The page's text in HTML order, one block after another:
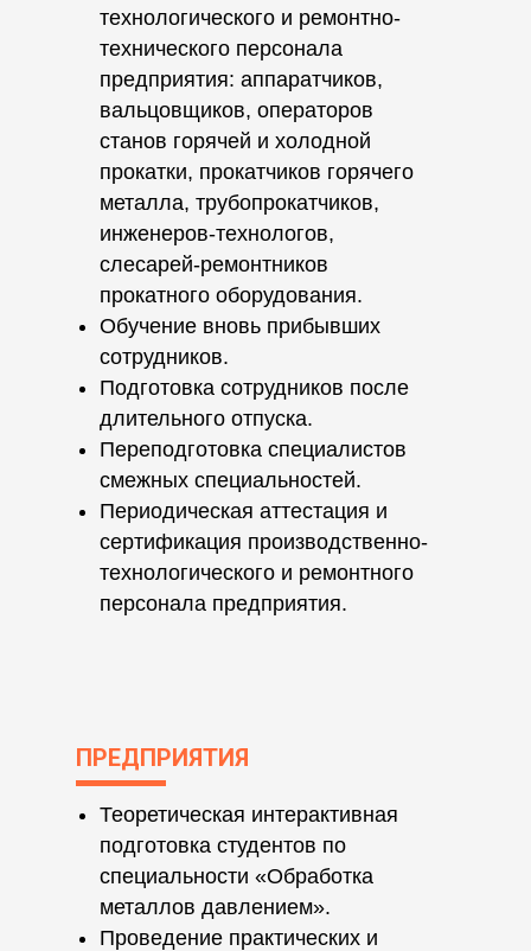
Теоретическая интерактивная
подготовка студентов по
специальности «Обработка
металлов давлением».
Проведение практических и
технологического и ремонтно-
технического персонала
предприятия: аппаратчиков,
вальцовщиков, операторов
станов горячей и холодной
прокатки, прокатчиков горячего
металла, трубопрокатчиков,
инженеров-технологов,
слесарей-ремонтников
прокатного оборудования.
Обучение вновь прибывших
сотрудников.
Подготовка сотрудников после
длительного отпуска.
Переподготовка специалистов
смежных специальностей.
Периодическая аттестация и
сертификация производственно-
технологического и ремонтного
персонала предприятия.
ПРЕДПРИЯТИЯ